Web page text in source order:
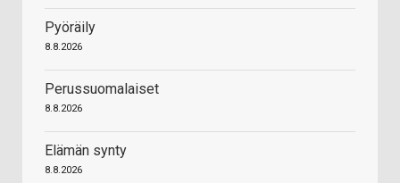
Pyöräily
8.8.2026
Perussuomalaiset
8.8.2026
Elämän synty
8.8.2026